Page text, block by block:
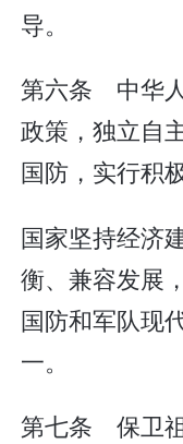
导。
第六条 中华
政策，独立自
国防，实行积
国家坚持经济
衡、兼容发展
国防和军队现
一。
第七条 保卫